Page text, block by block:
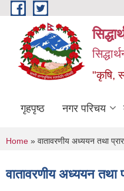
Skip to main content
"कृषि,
गृहपृष्ठ नगर परिचय
You are here
Home » वातावरणीय अध्ययन तथा
वातावरणीय अध्ययन तथा